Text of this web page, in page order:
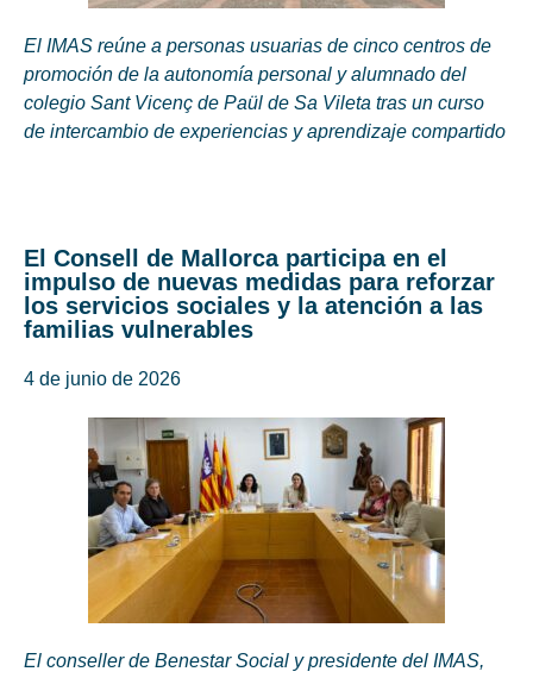
El IMAS reúne a personas usuarias de cinco centros de
promoción de la autonomía personal y alumnado del
colegio Sant Vicenç de Paül de Sa Vileta tras un curso
de intercambio de experiencias y aprendizaje compartido
El Consell de Mallorca participa en el
impulso de nuevas medidas para reforzar
los servicios sociales y la atención a las
familias vulnerables
4 de junio de 2026
El conseller de Benestar Social y presidente del IMAS,